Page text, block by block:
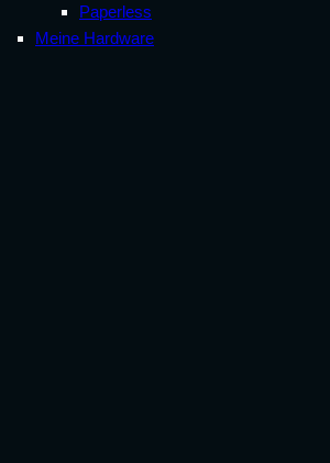
Paperless
Meine Hardware